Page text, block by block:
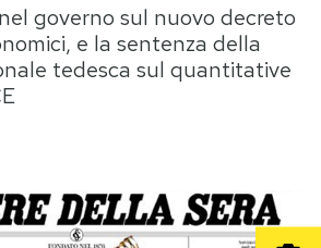
Storie/Idee
Ok Boomer!
Media
governo sul nuovo decreto
e la sentenza della
tedesca sul quantitative